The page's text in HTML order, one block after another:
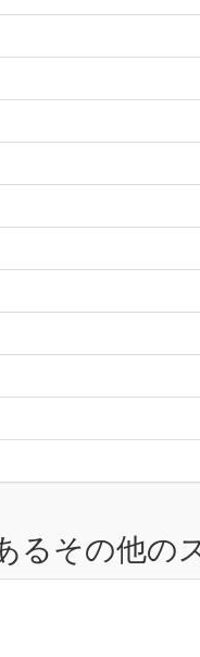
るその他の